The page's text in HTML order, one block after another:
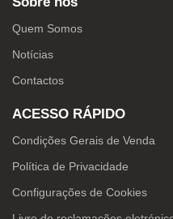
b
o
-
a
r
Quem Somos
Notícias
Contactos
ACESSO RÁPIDO
Condições Gerais de Venda
Política de Privacidade
Configurações de Cookies